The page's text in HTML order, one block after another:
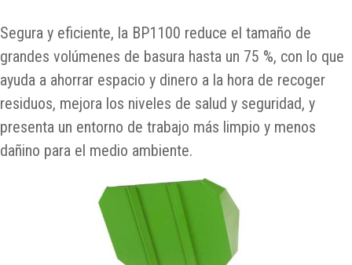
Segura y eficiente, la BP1100 reduce el tamaño de
grandes volúmenes de basura hasta un 75 %, con lo que
ayuda a ahorrar espacio y dinero a la hora de recoger
residuos, mejora los niveles de salud y seguridad, y
presenta un entorno de trabajo más limpio y menos
dañino para el medio ambiente.